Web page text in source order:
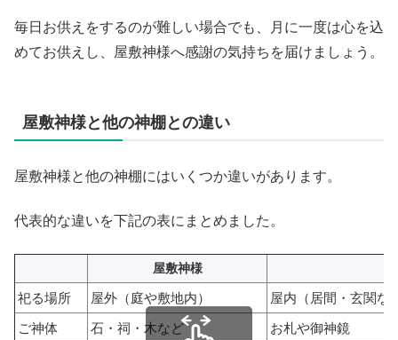
毎日お供えをするのが難しい場合でも、月に一度は心を込
めてお供えし、屋敷神様へ感謝の気持ちを届けましょう。
屋敷神様と他の神棚との違い
屋敷神様と他の神棚にはいくつか違いがあります。
代表的な違いを下記の表にまとめました。
屋敷神様
祀る場所 屋外（庭や敷地内）
屋内（居間・玄関な
ご神体
石・祠・木など
お札や御神鏡